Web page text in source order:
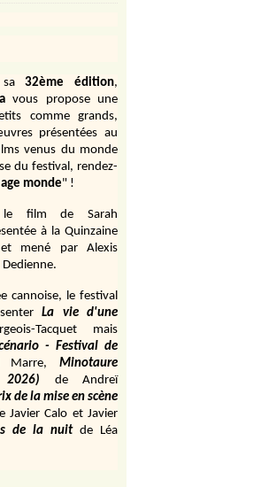
32ème édition,
vous propose une
comme grands,
présentées au
venus du monde
du festival, rendez-
monde" !
le film de Sarah
à la Quinzaine
mené par Alexis
cannoise, le festival
La vie d'une
Tacquet
mais
- Festival de
Marre,
Minotaure
de Andreï
de la mise en scène
Javier Calo et Javier
de la nuit de Léa